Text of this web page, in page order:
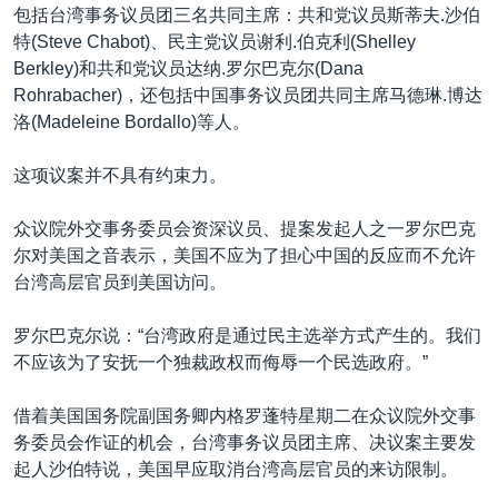
索
非洲
美洲
全球议题
军事
劳工
环境
国会报道
美中关系
美国建国250周年
埃博拉疫情
美国之音专访
台海两岸关系
南中国海争端
关注西藏
关注新疆
GEN Z 看美国
VOA今日焦点
中文广播
关注我们
其他语言网站
包括台湾事务议员团三名共同主席：共和党议员斯蒂夫.沙伯
特(Steve Chabot)、民主党议员谢利.伯克利(Shelley
Berkley)和共和党议员达纳.罗尔巴克尔(Dana
Rohrabacher)，还包括中国事务议员团共同主席马德琳.博达
洛(Madeleine Bordallo)等人。
这项议案并不具有约束力。
众议院外交事务委员会资深议员、提案发起人之一罗尔巴克
尔对美国之音表示，美国不应为了担心中国的反应而不允许
台湾高层官员到美国访问。
罗尔巴克尔说：“台湾政府是通过民主选举方式产生的。我们
不应该为了安抚一个独裁政权而侮辱一个民选政府。”
借着美国国务院副国务卿内格罗蓬特星期二在众议院外交事
务委员会作证的机会，台湾事务议员团主席、决议案主要发
起人沙伯特说，美国早应取消台湾高层官员的来访限制。